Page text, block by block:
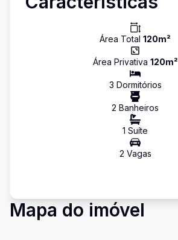
Área Total 120m²
Área Privativa 120m²
3 Dormitórios
2 Banheiros
1 Suíte
2 Vagas
Mapa do imóvel